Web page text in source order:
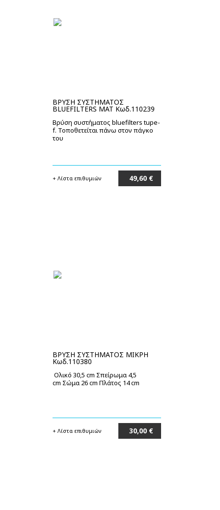
ΒΡΥΣΗ ΣΥΣΤΗΜΑΤΟΣ
BLUEFILTERS ΜΑΤ Κωδ.110239
Βρύση συστήματος bluefilters tupe-
f. Τοποθετείται πάνω στον πάγκο
του
+ Λίστα επιθυμιών 49,60 €
ΒΡΥΣΗ ΣΥΣΤΗΜΑΤΟΣ ΜΙΚΡΗ
Κωδ.110380
Ολικό 30,5 cm Σπείρωμα 4,5
cm Σώμα 26 cm Πλάτος 14 cm
+ Λίστα επιθυμιών 30,00 €